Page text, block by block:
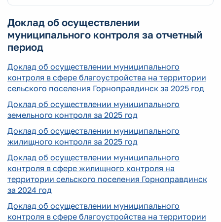
Доклад об осуществлении
муниципального контроля за отчетный
период
Доклад об осуществлении муниципального
контроля в сфере благоустройства на территории
сельского поселения Горноправдинск за 2025 год
Доклад об осуществлении муниципального
земельного контроля за 2025 год
Доклад об осуществлении муниципального
жилищного контроля за 2025 год
Доклад об осуществлении муниципального
контроля в сфере жилищного контроля на
территории сельского поселения Горноправдинск
за 2024 год
Доклад об осуществлении муниципального
контроля в сфере благоустройства на территории